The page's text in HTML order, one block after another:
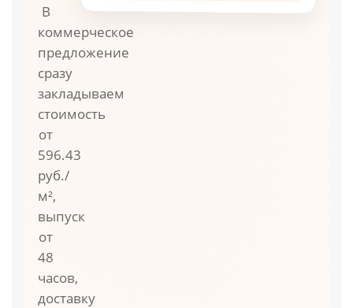
В
коммерческое
предложение
сразу
закладываем
стоимость
от
596.43
руб./
м²,
выпуск
от
48
часов,
доставку